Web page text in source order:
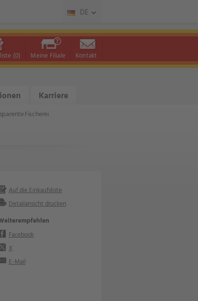
DE
(0) Meine Filiale Kontakt
Fischerei
Karriere
Auf die Einkaufsliste
Detailansicht drucken
Facebook
X
E-Mail